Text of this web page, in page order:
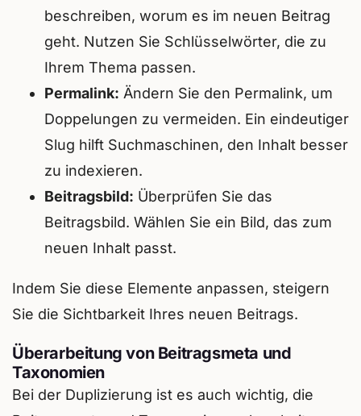
beschreiben, worum es im neuen Beitrag
geht. Nutzen Sie Schlüsselwörter, die zu
Ihrem Thema passen.
Permalink: Ändern Sie den Permalink, um
Doppelungen zu vermeiden. Ein eindeutiger
Slug hilft Suchmaschinen, den Inhalt besser
zu indexieren.
Beitragsbild: Überprüfen Sie das
Beitragsbild. Wählen Sie ein Bild, das zum
neuen Inhalt passt.
Indem Sie diese Elemente anpassen, steigern
Sie die Sichtbarkeit Ihres neuen Beitrags.
Überarbeitung von Beitragsmeta und
Taxonomien
Bei der Duplizierung ist es auch wichtig, die